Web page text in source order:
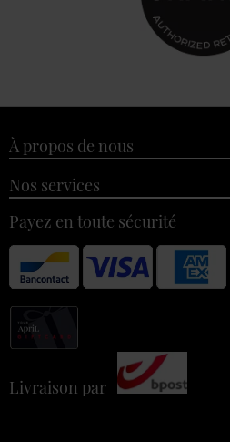
À propos de nous
Nos services
Payez en toute sécurité
Livraison par